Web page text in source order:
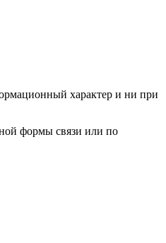
характер и ни при
формы связи или по